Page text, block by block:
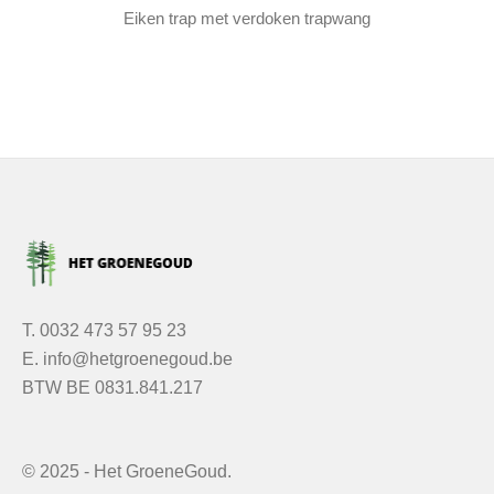
eiken trap met verdoken trapwang
T. 0032 473 57 95 23
E. info@hetgroenegoud.be
BTW BE 0831.841.217
© 2025 - Het GroeneGoud.